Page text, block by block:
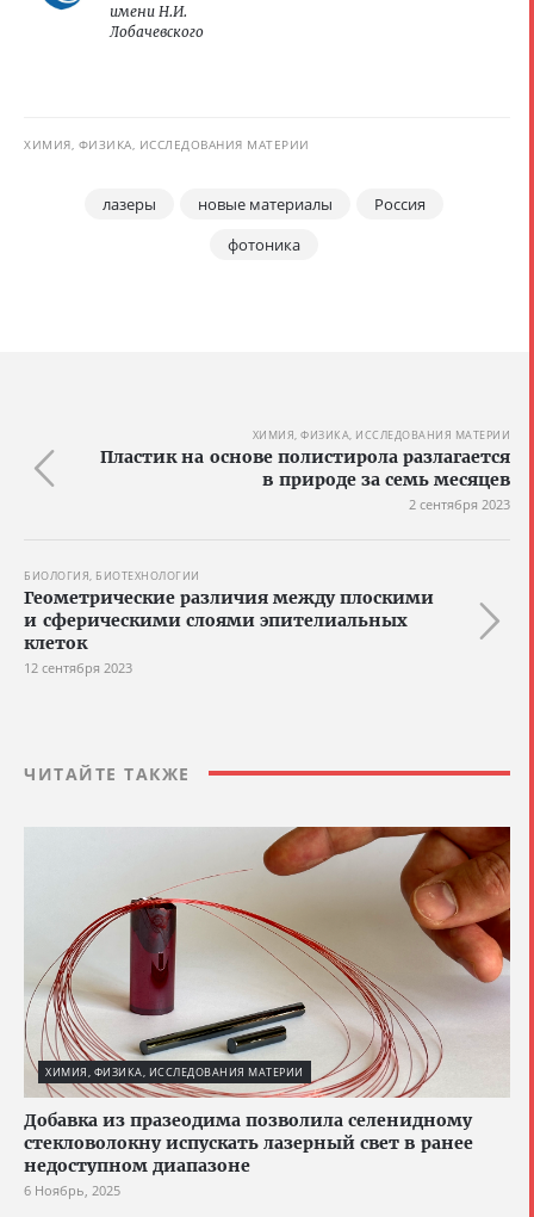
имени Н.И.
Лобачевского
ХИМИЯ, ФИЗИКА, ИССЛЕДОВАНИЯ МАТЕРИИ
лазеры новые материалы
Россия
фотоника
ХИМИЯ, ФИЗИКА, ИССЛЕДОВАНИЯ МАТЕРИИ
Пластик на основе полистирола разлагается
в природе за семь месяцев
2 сентября 2023
БИОЛОГИЯ, БИОТЕХНОЛОГИИ
Геометрические различия между плоскими
и сферическими слоями эпителиальных
клеток
12 сентября 2023
ЧИТАЙТЕ ТАКЖЕ
ХИМИЯ, ФИЗИКА, ИССЛЕДОВАНИЯ МАТЕРИИ
Добавка из празеодима позволила селенидному
стекловолокну испускать лазерный свет в ранее
недоступном диапазоне
6 Ноябрь, 2025